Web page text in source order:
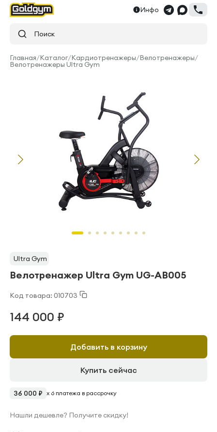
Инфо
Поиск
Главная/Каталог/Кардиотренажеры/Велотренажеры/
Велотренажеры Ultra Gym
Ultra Gym
Велотренажер Ultra Gym UG-AB005
Код товара: 010703
144 000 ₽
Добавить в корзину
Купить сейчас
36 000 ₽ x 6 платежа в рассрочку
Нашли дешевле? Получите скидку!